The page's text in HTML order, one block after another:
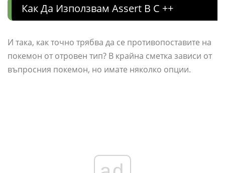
Как Да Използвам Assert В C ++
И така, как точно трябва да се противопоставите на
покемон от отровен тип? В крайна сметка зависи от
въпросния покемон, но имате няколко опции.